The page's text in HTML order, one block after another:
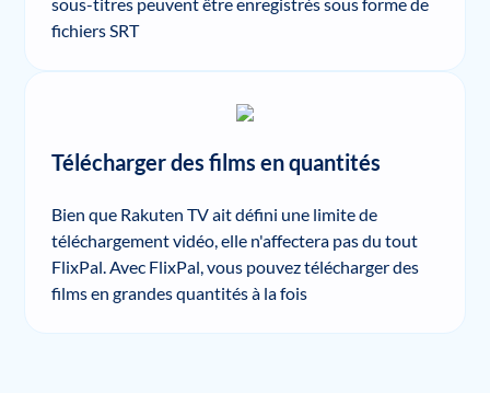
fichiers SRT
Télécharger des films en quantités
Bien que Rakuten TV ait défini une limite de
téléchargement vidéo, elle n'affectera pas du tout
FlixPal. Avec FlixPal, vous pouvez télécharger des
films en grandes quantités à la fois